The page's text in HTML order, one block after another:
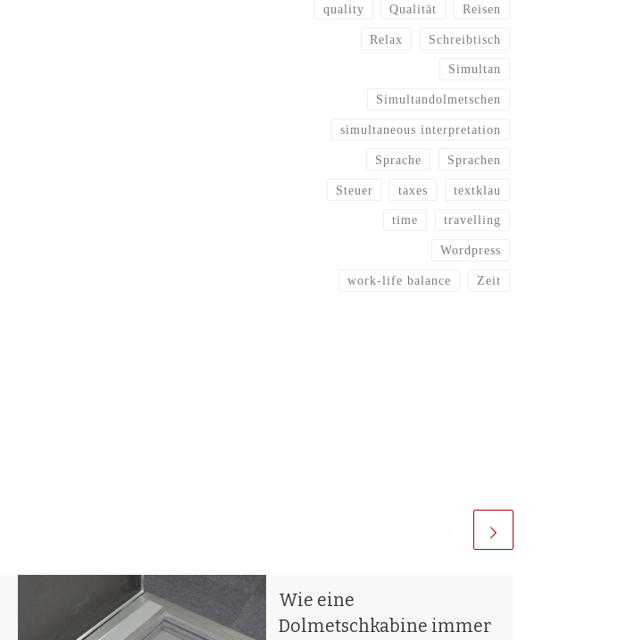
Wie eine
Dolmetschkabine immer
quality Qualität Reisen
Relax Schreibtisch
Simultan
Simultandolmetschen
simultaneous interpretation
Sprache Sprachen
Steuer taxes textklau
time travelling
Wordpress
work-life balance Zeit